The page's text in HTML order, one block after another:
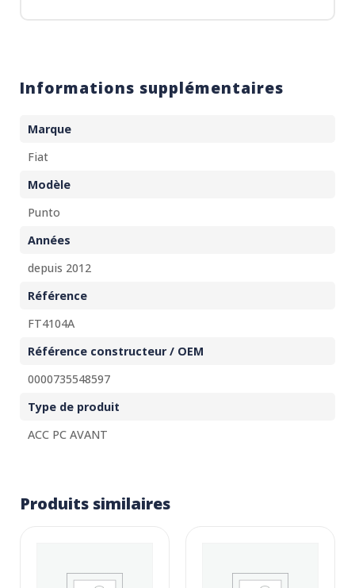
Informations supplémentaires
Marque
Fiat
Modèle
Punto
Années
depuis 2012
Référence
FT4104A
Référence constructeur / OEM
0000735548597
Type de produit
ACC PC AVANT
Produits similaires